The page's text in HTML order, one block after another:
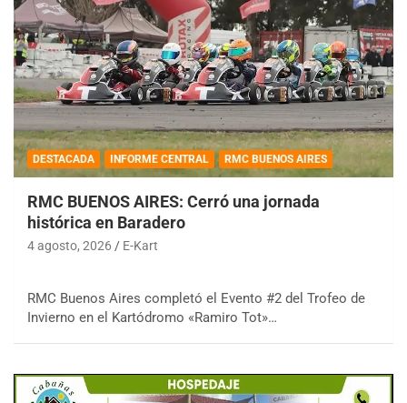
DESTACADA INFORME CENTRAL RMC BUENOS AIRES
RMC BUENOS AIRES: Cerró una jornada
histórica en Baradero
4 agosto, 2026 E-Kart
RMC Buenos Aires completó el Evento #2 del Trofeo de
Invierno en el Kartódromo «Ramiro Tot»…